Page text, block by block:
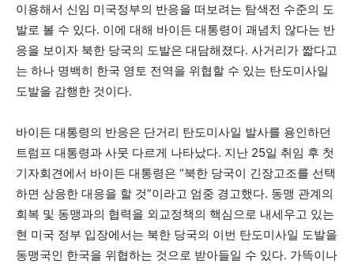
이용해서 신임 미국정부의 반응을 떠보려는 탐색전 수준의 도
발로 볼 수 있다. 이에 대해 바이든 대통령이 괘념치 않다는 반
응을 보이자 북한 당국의 도발은 대담해졌다. 사거리가 짧다고
는 하나 명백히 한국 영토 전역을 위협할 수 있는 탄도미사일
도발을 감행한 것이다.
바이든 대통령의 반응은 단거리 탄도미사일 발사를 용인하던
트럼프 대통령과 사뭇 다르게 나타났다. 지난 25일 취임 후 첫
기자회견에서 바이든 대통령은 “북한 당국이 긴장고조를 선택
하면 상응한 대응을 할 것”이라고 엄중 경고했다. 동맹 관계의
회복 및 동맹과의 협력을 외교정책의 핵심으로 내세우고 있는
현 미국 정부 입장에서는 북한 당국의 이번 탄도미사일 도발을
동맹국인 한국을 위협하는 것으로 받아들일 수 있다. 가뜩이나